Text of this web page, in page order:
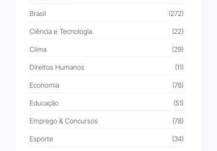
Brasil (272)
Ciência e Tecnologia (22)
Clima (29)
Direitos Humanos (11)
Economia (78)
Educação (51)
Emprego & Concursos (78)
Esporte (34)